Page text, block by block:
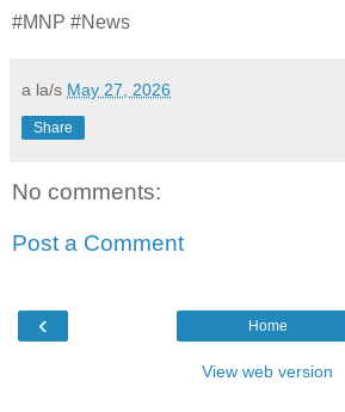
#MNP #News
a la/s May 27, 2026
Share
No comments:
Post a Comment
‹ Home
View web version